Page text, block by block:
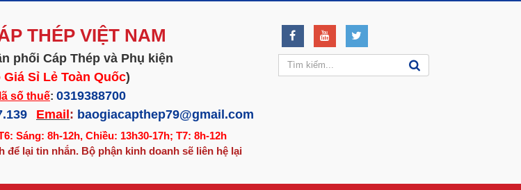
THÉP VIỆT NAM
phối Cáp Thép và Phụ kiện
Giá Sỉ Lẻ Toàn Quốc)
số thuế: 0319388700
Email : baogiacapthep79@gmail.com
Sáng: 8h-12h, Chiều: 13h30-17h; T7: 8h-12h
để lại tin nhắn. Bộ phận kinh doanh sẽ liên hệ lại